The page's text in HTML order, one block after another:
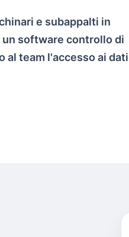
e subappalti in
software controllo di
al team l'accesso ai dati